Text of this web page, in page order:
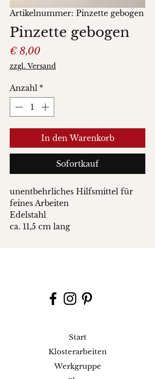
Artikelnummer: Pinzette gebogen
Pinzette gebogen
€ 8,00Preis
zzgl. Versand
Anzahl *
In den Warenkorb
Sofortkauf
unentbehrliches Hilfsmittel für
feines Arbeiten
Edelstahl
ca. 11,5 cm lang
Start
Klosterarbeiten
Werkgruppe